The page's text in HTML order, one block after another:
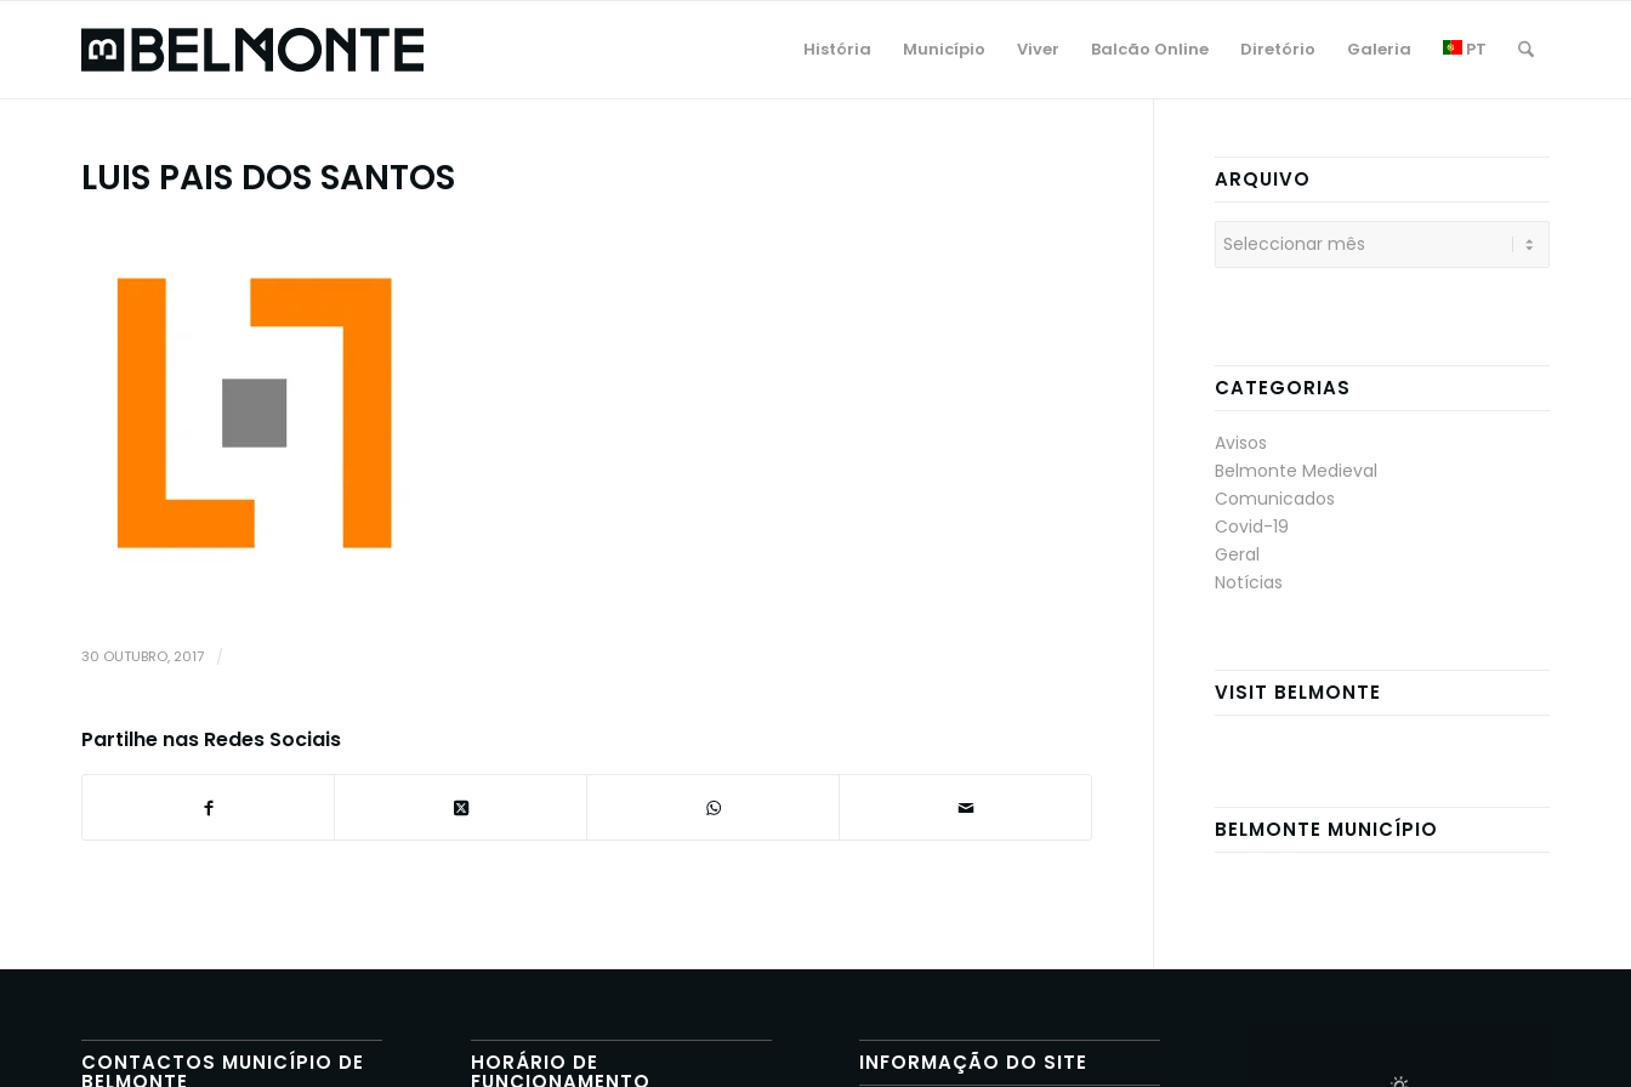
História Município Viver Balcão Online Diretório Galeria PT
LUIS PAIS DOS SANTOS
30 OUTUBRO, 2017 /
Partilhe nas Redes Sociais
ARQUIVO
CATEGORIAS
Avisos
Belmonte Medieval
Comunicados
Covid-19
Geral
Notícias
VISIT BELMONTE
BELMONTE MUNICÍPIO
CONTACTOS MUNICÍPIO DE
BELMONTE
HORÁRIO DE
FUNCIONAMENTO
INFORMAÇÃO DO SITE